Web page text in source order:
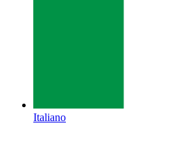
Italiano